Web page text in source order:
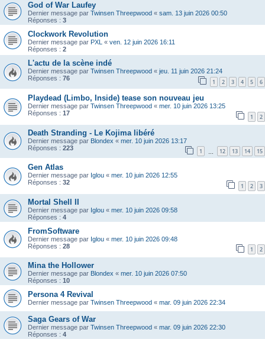
God of War Laufey
Dernier message par Twinsen Threepwood « sam. 13 juin 2026 00:50
Réponses : 3
Clockwork Revolution
Dernier message par PXL « ven. 12 juin 2026 16:11
Réponses : 2
L'actu de la scène indé
Dernier message par Twinsen Threepwood « jeu. 11 juin 2026 21:24
Réponses : 76 1 2 3 4 5 6
Playdead (Limbo, Inside) tease son nouveau jeu
Dernier message par Twinsen Threepwood « mer. 10 juin 2026 13:25
Réponses : 17 1 2
Death Stranding - Le Kojima libéré
Dernier message par Blondex « mer. 10 juin 2026 13:17
Réponses : 223 1 12 13 14 15
Gen Atlas
Dernier message par Iglou « mer. 10 juin 2026 12:55
Réponses : 32 1 2 3
Mortal Shell II
Dernier message par Iglou « mer. 10 juin 2026 09:58
Réponses : 4
FromSoftware
Dernier message par Iglou « mer. 10 juin 2026 09:48
Réponses : 28 1 2
Mina the Hollower
Dernier message par Blondex « mer. 10 juin 2026 07:50
Réponses : 10
Persona 4 Revival
Dernier message par Twinsen Threepwood « mar. 09 juin 2026 22:34
Saga Gears of War
Dernier message par Twinsen Threepwood « mar. 09 juin 2026 22:30
Réponses : 4